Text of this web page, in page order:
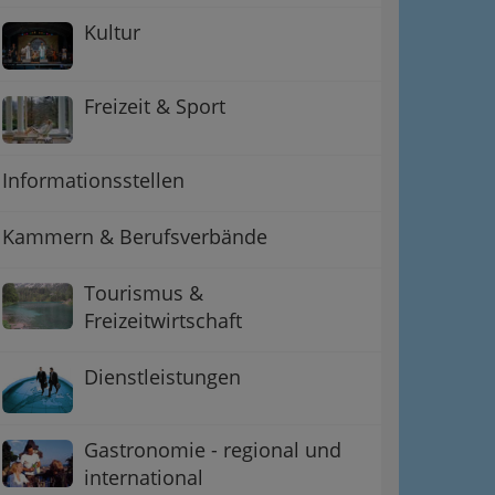
Kultur
Freizeit & Sport
Informationsstellen
Kammern & Berufsverbände
Tourismus &
Freizeitwirtschaft
Dienstleistungen
Gastronomie - regional und
international